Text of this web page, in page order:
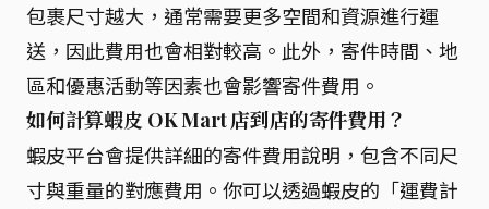
包裹尺寸越大，通常需要更多空間和資源進行運
送，因此費用也會相對較高。此外，寄件時間、地
區和優惠活動等因素也會影響寄件費用。
如何計算蝦皮 OK Mart 店到店的寄件費用？
蝦皮平台會提供詳細的寄件費用說明，包含不同尺
寸與重量的對應費用。你可以透過蝦皮的「運費計